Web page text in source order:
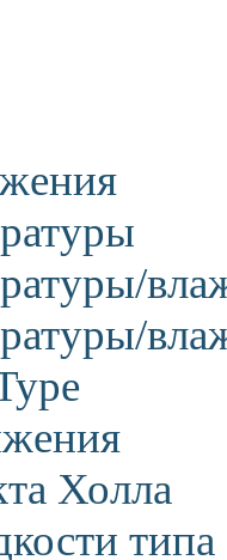
Холла
типа